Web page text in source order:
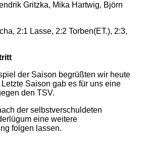
Gritzka, Mika Hartwig, Björn
2:1 Lasse, 2:2 Torben(ET.), 2:3,
der Saison begrüßten wir heute
Saison gab es für uns eine
den TSV.
der selbstverschuldeten
eine weitere
folgen lassen.